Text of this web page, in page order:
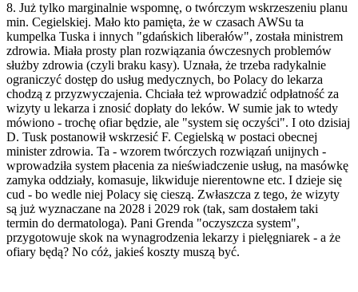
8. Już tylko marginalnie wspomnę, o twórczym wskrzeszeniu planu
min. Cegielskiej. Mało kto pamięta, że w czasach AWSu ta
kumpelka Tuska i innych "gdańskich liberałów", została ministrem
zdrowia. Miała prosty plan rozwiązania ówczesnych problemów
służby zdrowia (czyli braku kasy). Uznała, że trzeba radykalnie
ograniczyć dostęp do usług medycznych, bo Polacy do lekarza
chodzą z przyzwyczajenia. Chciała też wprowadzić odpłatność za
wizyty u lekarza i znosić dopłaty do leków. W sumie jak to wtedy
mówiono - trochę ofiar będzie, ale "system się oczyści". I oto dzisiaj
D. Tusk postanowił wskrzesić F. Cegielską w postaci obecnej
minister zdrowia. Ta - wzorem twórczych rozwiązań unijnych -
wprowadziła system płacenia za nieświadczenie usług, na masówkę
zamyka oddziały, komasuje, likwiduje nierentowne etc. I dzieje się
cud - bo wedle niej Polacy się cieszą. Zwłaszcza z tego, że wizyty
są już wyznaczane na 2028 i 2029 rok (tak, sam dostałem taki
termin do dermatologa). Pani Grenda "oczyszcza system",
przygotowuje skok na wynagrodzenia lekarzy i pielęgniarek - a że
ofiary będą? No cóż, jakieś koszty muszą być.